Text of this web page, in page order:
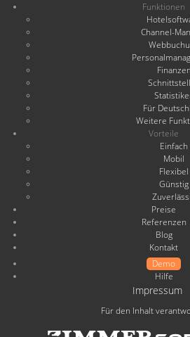
Funktionen
Channel-
Finanzen
Für
Weitere
Vorteile
Einfach
Mobil
Flexibel
Günstig
Preise
Referenzen
Blog
Kontakt
Demo
Hilfe
Impressum
Für den Inhalt